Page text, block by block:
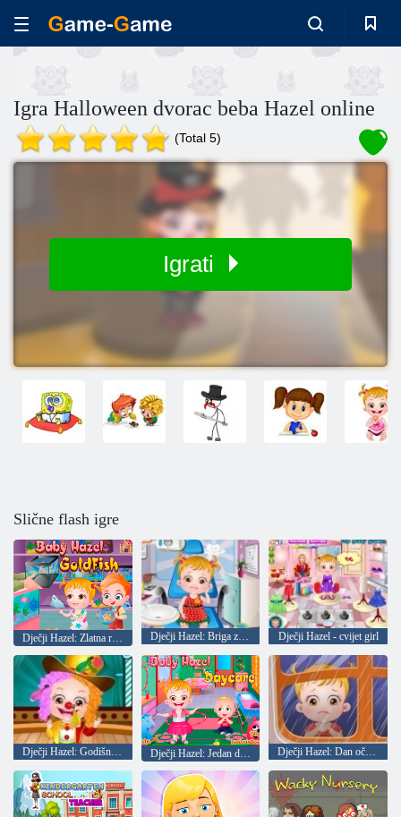
Igra Halloween dvorac beba Hazel online
(Total 5)
Igrati
Slične flash igre
Dječji Hazel: Zlatna ribica Dječji Hazel: Briga za zube Dječji Hazel - cvijet girl
Dječji Hazel: Godišnja dan škole Dječji Hazel: Jedan dan u vrtiću Dječji Hazel: Dan očeva